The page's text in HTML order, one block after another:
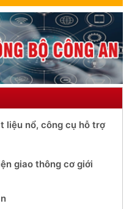
liệu nổ, công cụ hỗ trợ
giao thông cơ giới